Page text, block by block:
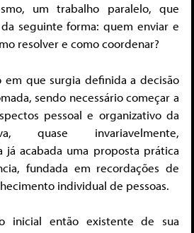
um trabalho paralelo, que
seguinte forma: quem enviar e
resolver e como coordenar?
em que surgia definida a decisão
sendo necessário começar a
pessoal e organizativo da
quase invariavelmente,
já acabada uma proposta prática
fundada em recordações de
individual de pessoas.
inicial então existente de sua